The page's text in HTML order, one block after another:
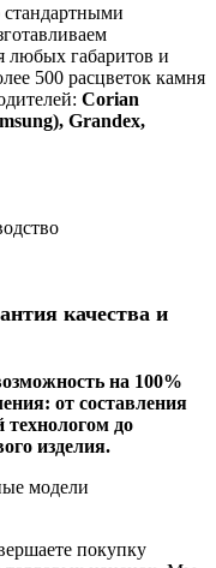
любых габаритов и
500 расцветок камня
Corian
Grandex,
качества и
на 100%
от составления
технологом до
изделия.
модели
покупку